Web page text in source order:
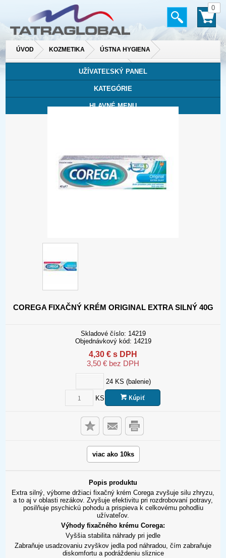
0
ÚVOD KOZMETIKA ÚSTNA HYGIENA
STAROSTLIVOSŤ O ZUBNÉ NÁHRADY
UŽÍVATEĽSKÝ PANEL
KATEGÓRIE
HLAVNÉ MENU
COREGA FIXAČNÝ KRÉM ORIGINAL EXTRA SILNÝ 40G
Skladové číslo: 14219
Objednávkový kód: 14219
4,30 € s DPH
3,50 € bez DPH
24 KS (balenie)
KS Kúpiť
viac ako 10ks
Popis produktu
Extra silný, výborne držiaci fixačný krém Corega zvyšuje silu zhryzu,
a to aj v oblasti rezákov. Zvyšuje efektivitu pri rozdrobovaní potravy,
posilňuje psychickú pohodu a prispieva k celkovému pohodliu
užívateľov.
Výhody fixačného krému Corega:
Vyššia stabilita náhrady pri jedle
Zabraňuje usadzovaniu zvyškov jedla pod náhradou, čím zabraňuje
diskomfortu a podráždeniu sliznice